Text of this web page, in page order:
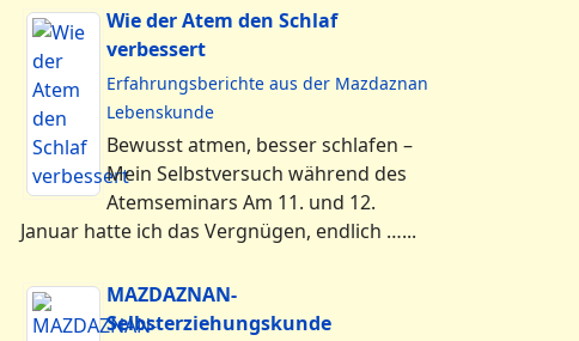
Wie der Atem den Schlaf
verbessert
Erfahrungsberichte aus der Mazdaznan
Lebenskunde
Bewusst atmen, besser schlafen –
Mein Selbstversuch während des
Atemseminars Am 11. und 12.
Januar hatte ich das Vergnügen, endlich …...
MAZDAZNAN-
Selbsterziehungskunde